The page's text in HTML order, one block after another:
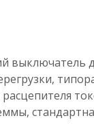
выключатель
расцепителя